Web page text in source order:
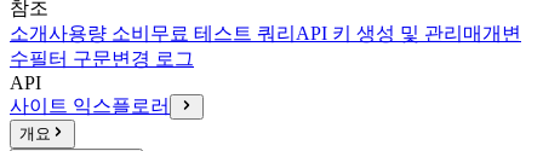
참조
소개사용량 소비 무료 테스트 쿼리 API 키 생성 및 관리 매개변
수필터 구문변경 로그
API
사이트 익스플로러
개요